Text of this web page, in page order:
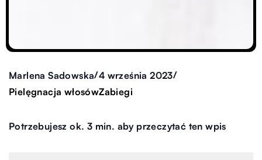
Marlena Sadowska/4 września 2023/
Pielęgnacja włosówZabiegi
Potrzebujesz ok. 3 min. aby przeczytać ten wpis